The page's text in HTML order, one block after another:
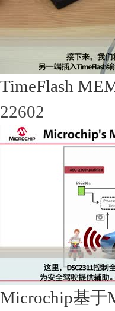
TimeFlash
22602
Microchip基于